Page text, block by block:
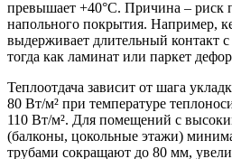
превышает +40°C. Причина – риск
напольного покрытия. Например,
выдерживает длительный контакт
тогда как ламинат или паркет
Теплоотдача зависит от шага
80 Вт/м² при температуре
110 Вт/м². Для помещений с
(балконы, цокольные этажи)
трубами сокращают до 80 мм,